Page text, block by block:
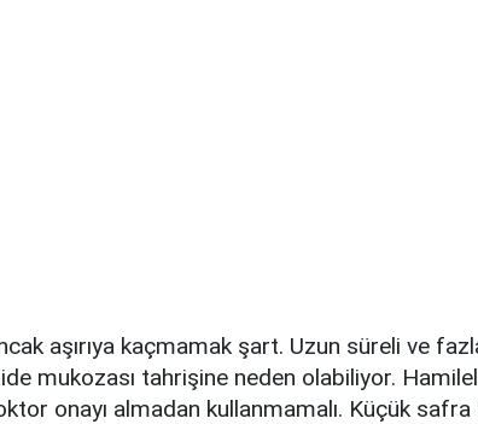
aşırıya kaçmamak şart. Uzun süreli ve
mukozası tahrişine neden olabiliyor.
onayı almadan kullanmamalı. Küçük safra